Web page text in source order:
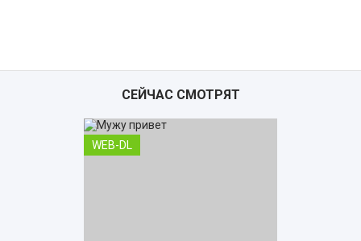
СЕЙЧАС СМОТРЯТ
WEB-DL